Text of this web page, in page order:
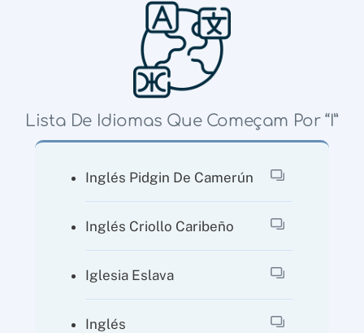
Lista De Idiomas Que Começam Por “I”
Inglés Pidgin De Camerún
Inglés Criollo Caribeño
Iglesia Eslava
Inglés